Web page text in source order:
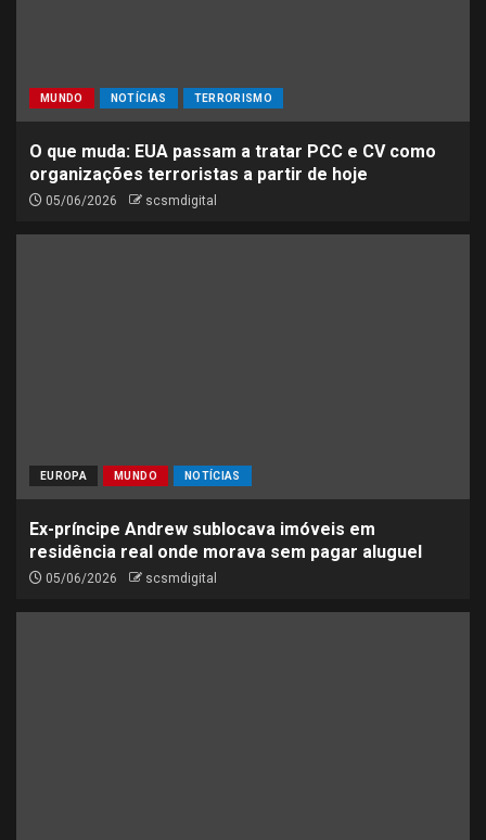
MUNDO NOTÍCIAS TERRORISMO
O que muda: EUA passam a tratar PCC e CV como
organizações terroristas a partir de hoje
05/06/2026 scsmdigital
EUROPA MUNDO NOTÍCIAS
Ex-príncipe Andrew sublocava imóveis em
residência real onde morava sem pagar aluguel
05/06/2026 scsmdigital